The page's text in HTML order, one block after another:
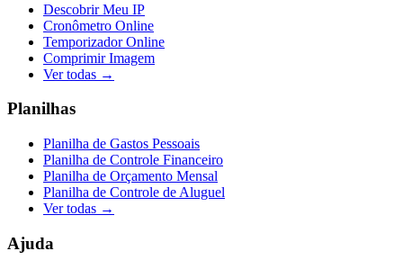
Descobrir Meu IP
Cronômetro Online
Temporizador Online
Comprimir Imagem
Ver todas →
Planilhas
Planilha de Gastos Pessoais
Planilha de Controle Financeiro
Planilha de Orçamento Mensal
Planilha de Controle de Aluguel
Ver todas →
Ajuda